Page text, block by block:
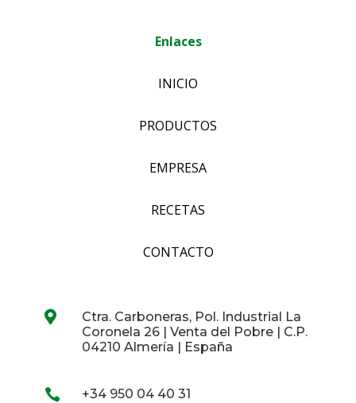
Enlaces
INICIO
PRODUCTOS
EMPRESA
RECETAS
CONTACTO

Ctra. Carboneras, Pol. Industrial La
Coronela 26 | Venta del Pobre | C.P.
04210 Almería | España
 +34 950 04 40 31